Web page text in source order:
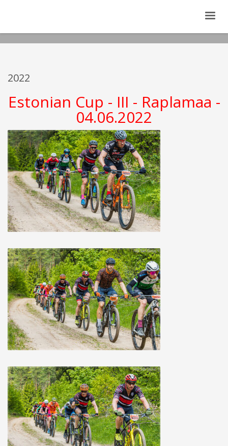
2022
Estonian Cup - III - Raplamaa -
04.06.2022